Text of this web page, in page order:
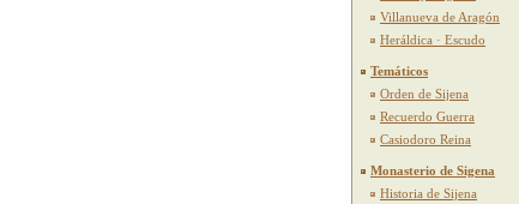
Villanueva de Aragón
Heráldica · Escudo
Temáticos
Orden de Sijena
Recuerdo Guerra
Casiodoro Reina
Monasterio de Sigena
Historia de Sijena